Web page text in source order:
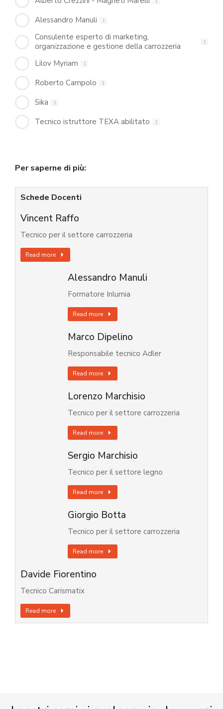
Alessandro Manuli 1
Consulente esperto di marketing,
organizzazione e gestione della carrozzeria
1
Lilov Myriam 1
Roberto Campolo 1
Sika 1
Tecnico istruttore TEXA abilitato 1
Per saperne di più:
Schede Docenti
Vincent Raffo
Tecnico per il settore carrozzeria
Read more
Alessandro Manuli
Formatore Inlumia
Read more
Marco Dipelino
Responsabile tecnico Adler
Read more
Lorenzo Marchisio
Tecnico per il settore carrozzeria
Read more
Sergio Marchisio
Tecnico per il settore legno
Read more
Giorgio Botta
Tecnico per il settore carrozzeria
Read more
Davide Fiorentino
Tecnico Carismatix
Read more